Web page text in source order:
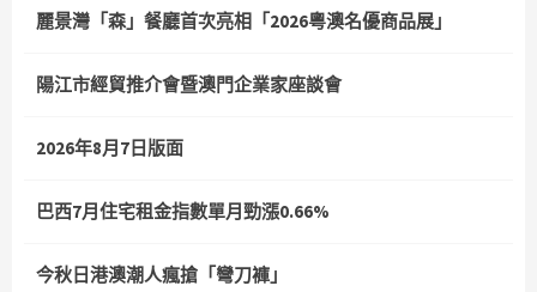
麗景灣「森」餐廳首次亮相「2026粵澳名優商品展」
陽江市經貿推介會暨澳門企業家座談會
2026年8月7日版面
巴西7月住宅租金指數單月勁漲0.66%
今秋日港澳潮人瘋搶「彎刀褲」